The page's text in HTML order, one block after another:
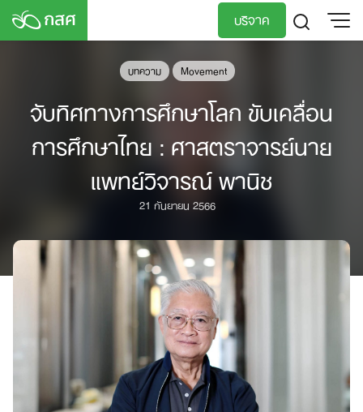
Skip
บริจาค
บทความ Movement
จับทิศทางการศึกษาโลก ขับเคลื่อน
การศึกษาไทย : ศาสตราจารย์นาย
แพทย์วิจารณ์ พานิช
21 กันยายน 2566